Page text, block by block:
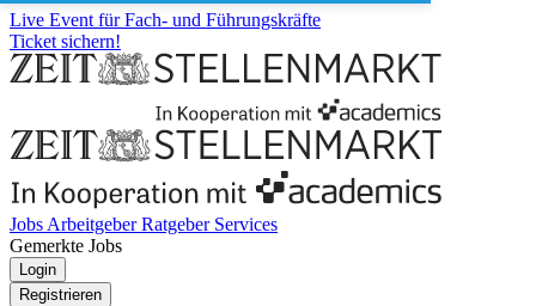
Live Event für Fach- und Führungskräfte
Ticket sichern!
Jobs ArbeitgeberRatgeber Services
Gemerkte Jobs
Login
Registrieren